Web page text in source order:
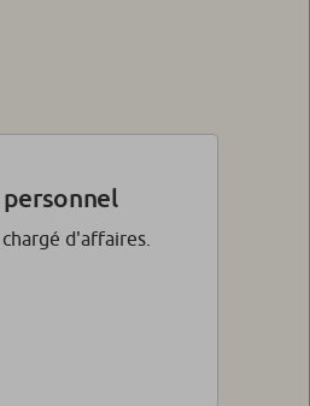
d'affaires.